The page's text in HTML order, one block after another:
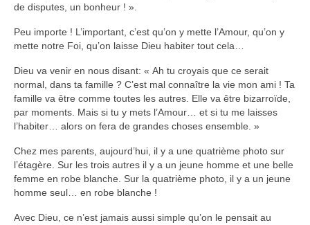
de disputes, un bonheur ! ».
Peu importe ! L’important, c’est qu’on y mette l’Amour, qu’on y
mette notre Foi, qu’on laisse Dieu habiter tout cela…
Dieu va venir en nous disant: « Ah tu croyais que ce serait
normal, dans ta famille ? C’est mal connaître la vie mon ami ! Ta
famille va être comme toutes les autres. Elle va être bizarroïde,
par moments. Mais si tu y mets l’Amour… et si tu me laisses
l’habiter… alors on fera de grandes choses ensemble. »
Chez mes parents, aujourd’hui, il y a une quatrième photo sur
l’étagère. Sur les trois autres il y a un jeune homme et une belle
femme en robe blanche. Sur la quatrième photo, il y a un jeune
homme seul… en robe blanche !
Avec Dieu, ce n’est jamais aussi simple qu’on le pensait au